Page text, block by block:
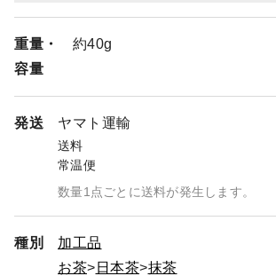
重量・
容量
約40g
発送 ヤマト運輸
送料
常温便
数量1点ごとに送料が発生します。
種別
加工品
お茶
日本茶 抹茶